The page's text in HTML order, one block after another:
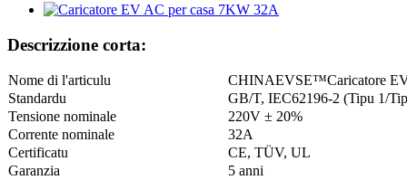
Descrizzione corta:
Nome di l'articulu
CHINAEVSE™️Caricatore
Standardu
GB/T, IEC62196-2 (Tipu 1/
Tensione nominale
220V ± 20%
Corrente nominale
32A
Certificatu
CE, TÜV, UL
Garanzia
5 anni